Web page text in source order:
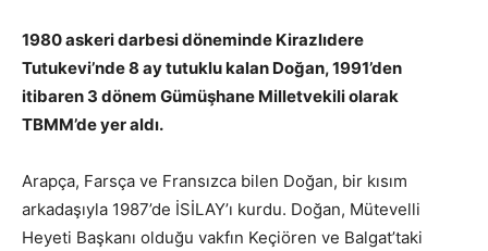
1980 askeri darbesi döneminde Kirazlıdere
Tutukevi’nde 8 ay tutuklu kalan Doğan, 1991’den
itibaren 3 dönem Gümüşhane Milletvekili olarak
TBMM’de yer aldı.
Arapça, Farsça ve Fransızca bilen Doğan, bir kısım
arkadaşıyla 1987’de İSİLAY’ı kurdu. Doğan, Mütevelli
Heyeti Başkanı olduğu vakfın Keçiören ve Balgat’taki